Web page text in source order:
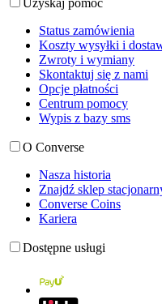
Status zamówienia
Koszty wysyłki i
Zwroty i wymiany
Skontaktuj się z nami
Opcje płatności
Centrum pomocy
Wypis z bazy sms
O Converse
Nasza historia
Znajdź sklep
Converse Coins
Kariera
Dostępne usługi